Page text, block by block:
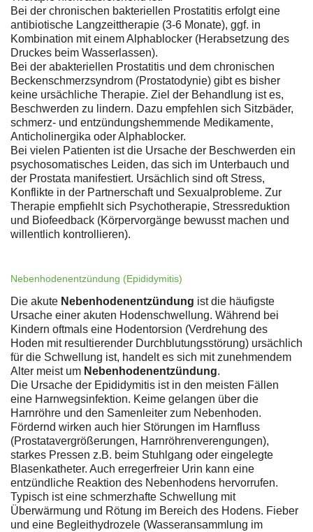
Bei der chronischen bakteriellen Prostatitis erfolgt eine
antibiotische Langzeittherapie (3-6 Monate), ggf. in
Kombination mit einem Alphablocker (Herabsetzung des
Druckes beim Wasserlassen).
Bei der abakteriellen Prostatitis und dem chronischen
Beckenschmerzsyndrom (Prostatodynie) gibt es bisher
keine ursächliche Therapie. Ziel der Behandlung ist es,
Beschwerden zu lindern. Dazu empfehlen sich Sitzbäder,
schmerz- und entzündungshemmende Medikamente,
Anticholinergika oder Alphablocker.
Bei vielen Patienten ist die Ursache der Beschwerden ein
psychosomatisches Leiden, das sich im Unterbauch und
der Prostata manifestiert. Ursächlich sind oft Stress,
Konflikte in der Partnerschaft und Sexualprobleme. Zur
Therapie empfiehlt sich Psychotherapie, Stressreduktion
und Biofeedback (Körpervorgänge bewusst machen und
willentlich kontrollieren).
Nebenhodenentzündung (Epididymitis)
Die akute Nebenhodenentzündung ist die häufigste
Ursache einer akuten Hodenschwellung. Während bei
Kindern oftmals eine Hodentorsion (Verdrehung des
Hoden mit resultierender Durchblutungsstörung) ursächlich
für die Schwellung ist, handelt es sich mit zunehmendem
Alter meist um Nebenhodenentzündung.
Die Ursache der Epididymitis ist in den meisten Fällen
eine Harnwegsinfektion. Keime gelangen über die
Harnröhre und den Samenleiter zum Nebenhoden.
Fördernd wirken auch hier Störungen im Harnfluss
(Prostatavergrößerungen, Harnröhrenverengungen),
starkes Pressen z.B. beim Stuhlgang oder eingelegte
Blasenkatheter. Auch erregerfreier Urin kann eine
entzündliche Reaktion des Nebenhodens hervorrufen.
Typisch ist eine schmerzhafte Schwellung mit
Überwärmung und Rötung im Bereich des Hodens. Fieber
und eine Begleithydrozele (Wasseransammlung im